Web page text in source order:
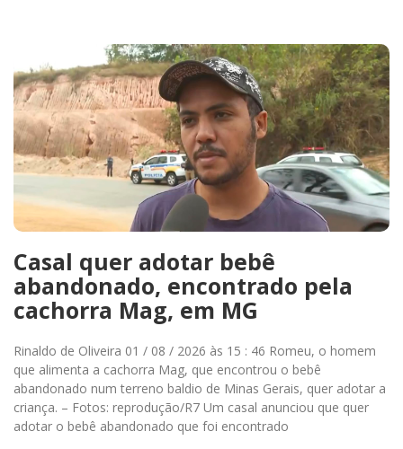
Casal quer adotar bebê
abandonado, encontrado pela
cachorra Mag, em MG
Rinaldo de Oliveira 01 / 08 / 2026 às 15 : 46 Romeu, o homem
que alimenta a cachorra Mag, que encontrou o bebê
abandonado num terreno baldio de Minas Gerais, quer adotar a
criança. – Fotos: reprodução/R7 Um casal anunciou que quer
adotar o bebê abandonado que foi encontrado